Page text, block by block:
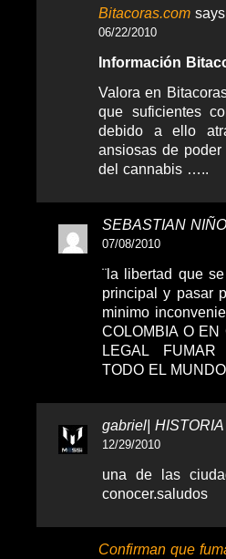
Bitacoras.com
06/22/2010
Información
Valora en
que suficientes
debido a ello
ansiosas de
del cannabis …..
SEBASTIAN NIÑO
07/08/2010
¨la libertad que
principal y pasar
minimo
COLOMBIA O
LEGAL
TODO EL MUNDO
gabriel|
12/29/2010
una de las
conocer.saludos
Confirman que